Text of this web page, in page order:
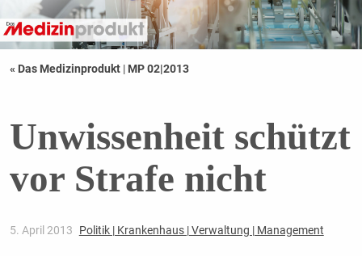
« Das Medizinprodukt | MP 02|2013
Unwissenheit schützt
vor Strafe nicht
5. April 2013 Politik | Krankenhaus | Verwaltung | Management